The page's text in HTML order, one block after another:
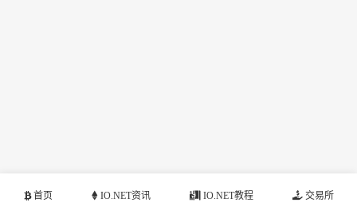
首页 IO.NET资讯 IO.NET教程 交易所